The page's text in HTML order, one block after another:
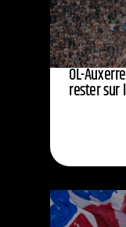
OL-
rester sur